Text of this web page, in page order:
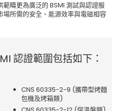
疇更為廣泛的 BSMI 測試與認證服
所需的安全、能源效率與電磁相容
認證範圍包括如下：
CNS 60335-2-9 (攜帶型烤麵
包機及烤箱類)